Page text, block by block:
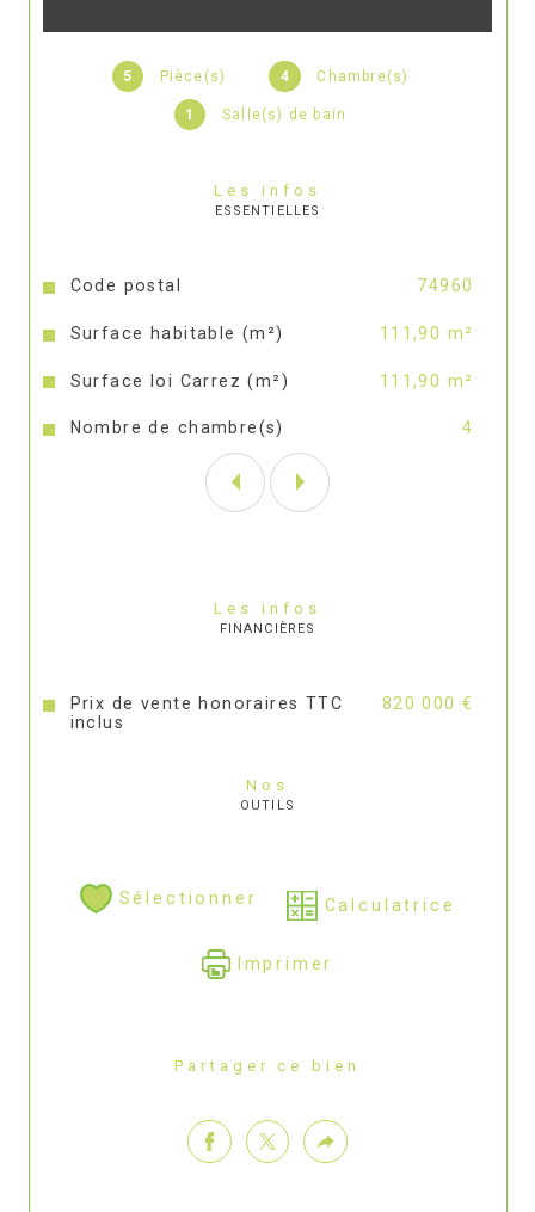
5 Pièce(s) 4 Chambre(s)
1 Salle(s) de bain
Les infos
ESSENTIELLES
Caractéristiques Valeurs
Code postal 74960
Surface habitable (m²) 111,90 m²
Surface loi Carrez (m²) 111,90 m²
Nombre de chambre(s) 4
renseignements.
Les infos
FINANCIÈRES
Prix de vente honoraires TTC
inclus
820 000 €
Nos
OUTILS
Sélectionner Calculatrice
Imprimer
Partager ce bien